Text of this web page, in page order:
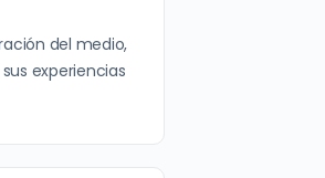
del medio,
experiencias